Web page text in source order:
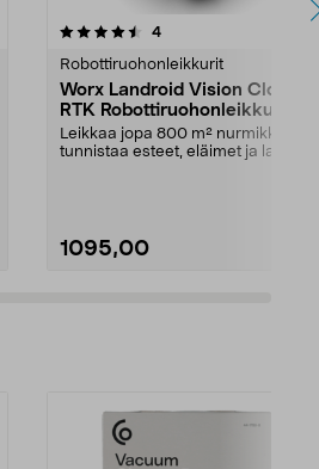
4arvostelut
Robottiruohonleikkurit
Worx Landroid Vision Cloud
RTK Robottiruohonleikkuri
800 m2
Leikkaa jopa 800 m² nurmikkoa ja
tunnistaa esteet, eläimet ja lapset
1095,00
0.0 viidestä